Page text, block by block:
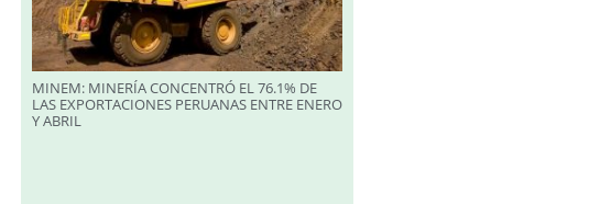
MINEM: MINERÍA CONCENTRÓ EL 76.1% DE
LAS EXPORTACIONES PERUANAS ENTRE ENERO
Y ABRIL